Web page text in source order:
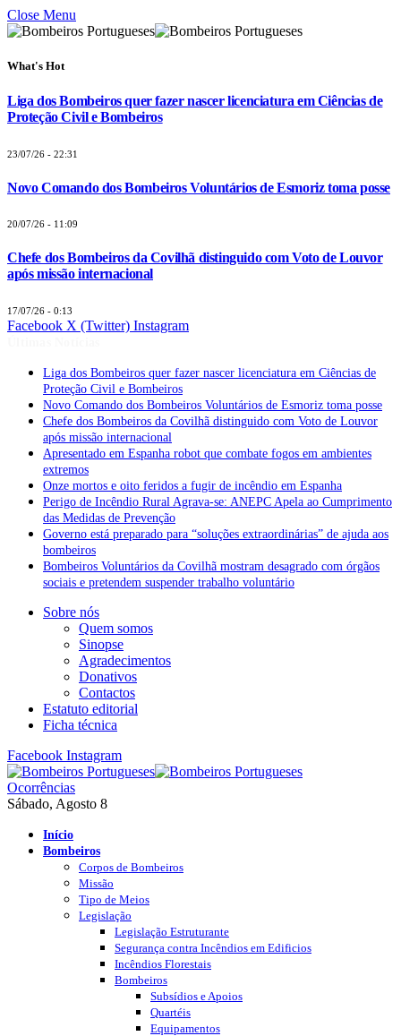
Close Menu
What's Hot
Liga dos Bombeiros quer fazer nascer licenciatura em Ciências de
Proteção Civil e Bombeiros
23/07/26 - 22:31
Novo Comando dos Bombeiros Voluntários de Esmoriz toma posse
20/07/26 - 11:09
Chefe dos Bombeiros da Covilhã distinguido com Voto de Louvor
após missão internacional
17/07/26 - 0:13
Facebook X (Twitter) Instagram
Liga dos Bombeiros quer fazer nascer licenciatura em Ciências de
Proteção Civil e Bombeiros
Novo Comando dos Bombeiros Voluntários de Esmoriz toma posse
Chefe dos Bombeiros da Covilhã distinguido com Voto de Louvor
após missão internacional
Apresentado em Espanha robot que combate fogos em ambientes
extremos
Onze mortos e oito feridos a fugir de incêndio em Espanha
Perigo de Incêndio Rural Agrava-se: ANEPC Apela ao Cumprimento
das Medidas de Prevenção
Governo está preparado para “soluções extraordinárias” de ajuda aos
bombeiros
Bombeiros Voluntários da Covilhã mostram desagrado com órgãos
sociais e pretendem suspender trabalho voluntário
Sobre nós
Quem somos
Sinopse
Agradecimentos
Donativos
Contactos
Estatuto editorial
Ficha técnica
Facebook Instagram
Ocorrências
Sábado, Agosto 8
Início
Bombeiros
Corpos de Bombeiros
Missão
Tipo de Meios
Legislação
Legislação Estruturante
Segurança contra Incêndios em Edificios
Incêndios Florestais
Bombeiros
Subsídios e Apoios
Quartéis
Equipamentos